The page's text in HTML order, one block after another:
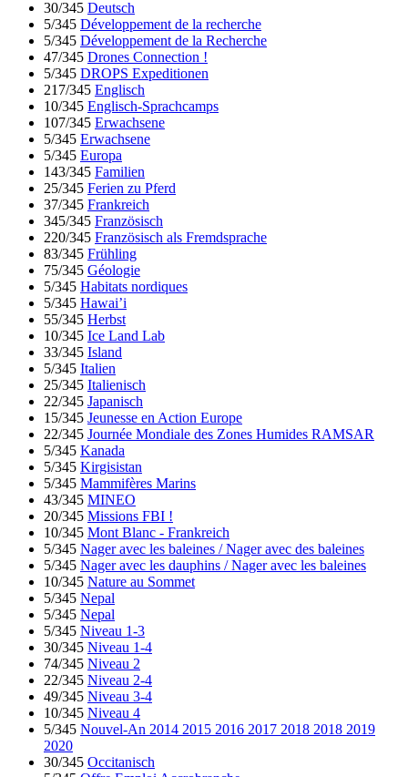
30/345 Deutsch
5/345 Développement de la recherche
5/345 Développement de la Recherche
47/345 Drones Connection !
5/345 DROPS Expeditionen
217/345 Englisch
10/345 Englisch-Sprachcamps
107/345 Erwachsene
5/345 Erwachsene
5/345 Europa
143/345 Familien
25/345 Ferien zu Pferd
37/345 Frankreich
345/345 Französisch
220/345 Französisch als Fremdsprache
83/345 Frühling
75/345 Géologie
5/345 Habitats nordiques
5/345 Hawai’i
55/345 Herbst
10/345 Ice Land Lab
33/345 Island
5/345 Italien
25/345 Italienisch
22/345 Japanisch
15/345 Jeunesse en Action Europe
22/345 Journée Mondiale des Zones Humides RAMSAR
5/345 Kanada
5/345 Kirgisistan
5/345 Mammifères Marins
43/345 MINEO
20/345 Missions FBI !
10/345 Mont Blanc - Frankreich
5/345 Nager avec les baleines / Nager avec des baleines
5/345 Nager avec les dauphins / Nager avec les baleines
10/345 Nature au Sommet
5/345 Nepal
5/345 Nepal
5/345 Niveau 1-3
30/345 Niveau 1-4
74/345 Niveau 2
22/345 Niveau 2-4
49/345 Niveau 3-4
10/345 Niveau 4
5/345 Nouvel-An 2014 2015 2016 2017 2018 2018 2019
2020
30/345 Occitanisch